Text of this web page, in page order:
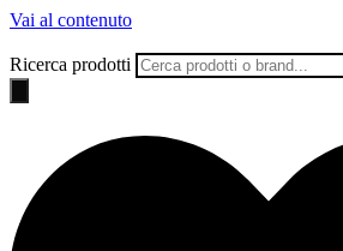
Vai al contenuto
Ricerca prodotti